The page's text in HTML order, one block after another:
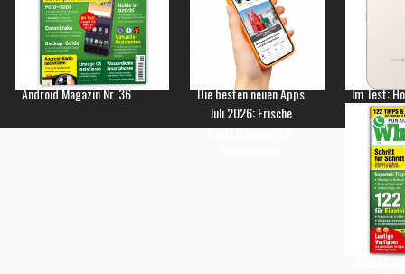
Android Magazin Nr. 36
Die besten neuen Apps
Juli 2026: Frische
Empfehlungen für
Im Test: